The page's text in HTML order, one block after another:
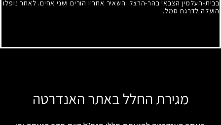
בבית-העלמין הצבאי בהר-הרצל. השאיר אחריו הורים ושני אחים. לאחר נופלו
הועלה לדרגת סמל.
מגירת החלל באתר האנדרטה